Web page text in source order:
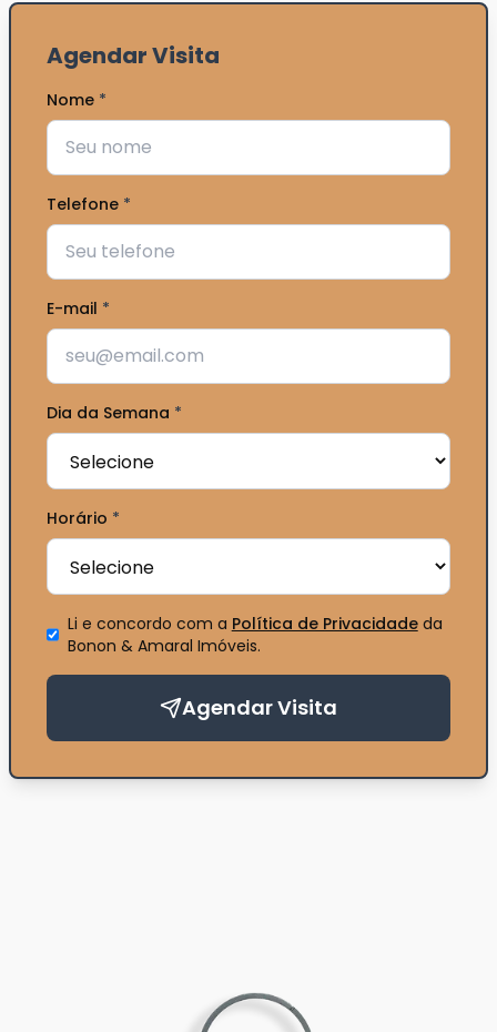
Agendar Visita
Nome *
Telefone *
E-mail *
Dia da Semana *
Horário *
Li e concordo com a Política de Privacidadeda
Bonon & Amaral Imóveis.
Agendar Visita